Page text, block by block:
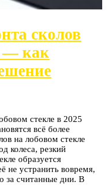
сколов
— как
стекле в 2025
всё более
на лобовом стекле
колеса, резкий
образуется
не устранить вовремя,
за считанные дни. В